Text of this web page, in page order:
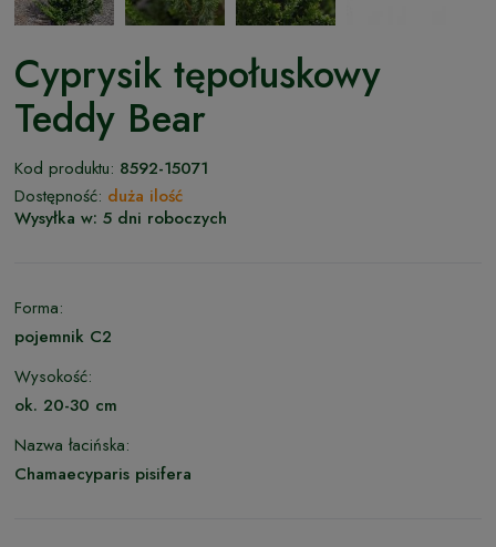
Cyprysik tępołuskowy
Teddy Bear
Kod produktu: 8592-15071
Dostępność: duża ilość
Wysyłka w: 5 dni roboczych
Forma:
pojemnik C2
Wysokość:
ok. 20-30 cm
Nazwa łacińska:
Chamaecyparis pisifera